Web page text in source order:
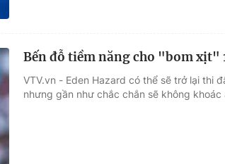
Bến đỗ tiềm năng cho "bom xịt"
VTV.vn - Eden Hazard có thể sẽ trở lại thi
nhưng gần như chắc chắn sẽ không khoác